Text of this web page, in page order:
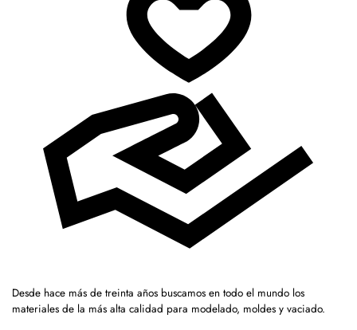
Desde hace más de treinta años buscamos en todo el mundo los
materiales de la más alta calidad para modelado, moldes y vaciado.